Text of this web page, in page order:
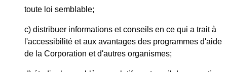
toute loi semblable;
c) distribuer informations et conseils en ce qui a trait à
l'accessibilité et aux avantages des programmes d'aide
de la Corporation et d'autres organismes;